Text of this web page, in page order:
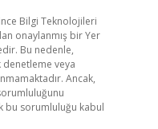
Bilgi Teknolojileri
onaylanmış bir Yer
Bu nedenle,
veya
Ancak,
bu sorumluluğu kabul